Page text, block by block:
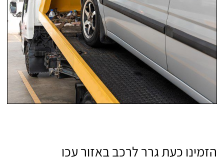
הזמינו כעת גרר לרכב באזור עכו